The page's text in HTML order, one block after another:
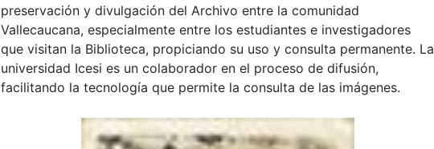
preservación y divulgación del Archivo entre la comunidad
Vallecaucana, especialmente entre los estudiantes e investigadores
que visitan la Biblioteca, propiciando su uso y consulta permanente. La
universidad Icesi es un colaborador en el proceso de difusión,
facilitando la tecnología que permite la consulta de las imágenes.